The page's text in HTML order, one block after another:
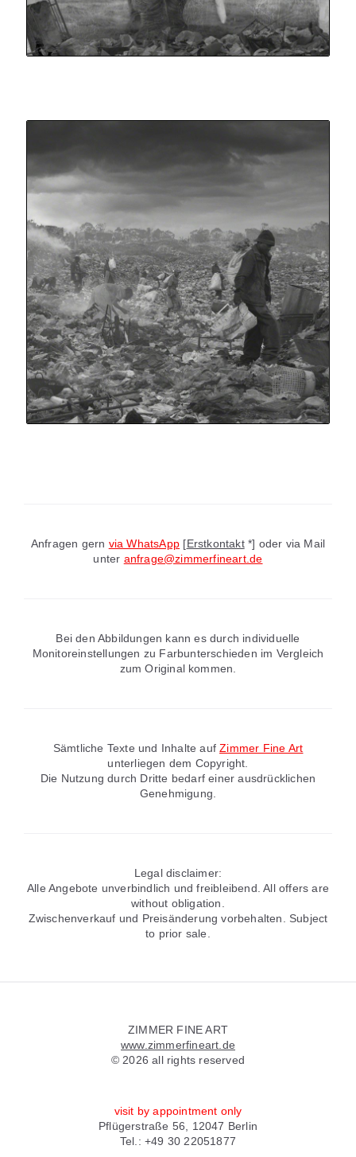
Anfragen gern via WhatsApp [Erstkontakt*] oder via Mail
unter anfrage@zimmerfineart.de
Bei den Abbildungen kann es durch individuelle
Monitoreinstellungen zu Farbunterschieden im Vergleich
zum Original kommen.
Sämtliche Texte und Inhalte aufZimmer Fine Art
unterliegen dem Copyright.
Die Nutzung durch Dritte bedarf einer ausdrücklichen
Genehmigung.
Legal disclaimer:
Alle Angebote unverbindlich und freibleibend. All offers are
without obligation.
Zwischenverkauf und Preisänderung vorbehalten. Subject
to prior sale.
ZIMMER FINE ART
www.zimmerfineart.de
© 2026 all rights reserved
visit by appointment only
Pflügerstraße 56, 12047 Berlin
Tel.: +49 30 22051877